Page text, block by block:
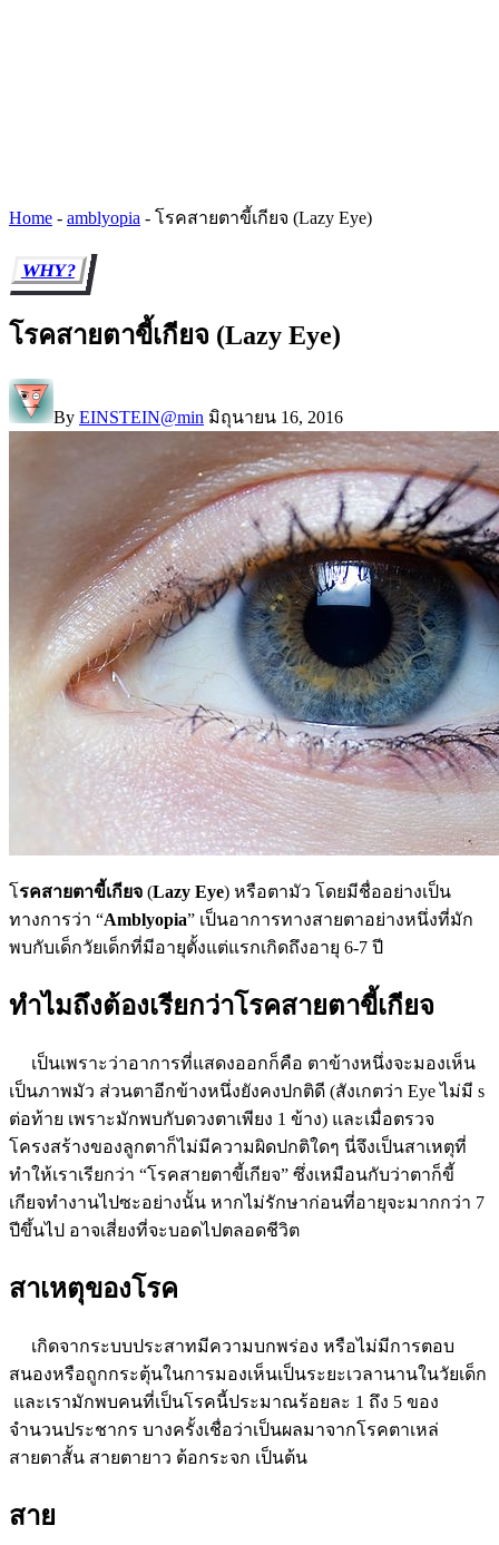
Home - amblyopia - โรคสายตาขี้เกียจ (Lazy Eye)
WHY?
โรคสายตาขี้เกียจ (Lazy Eye)
By EINSTEIN@min มิถุนายน 16, 2016
โรคสายตาขี้เกียจ (Lazy Eye) หรือตามัว โดยมีชื่ออย่างเป็น
ทางการว่า “Amblyopia” เป็นอาการทางสายตาอย่างหนึ่งที่มัก
พบกับเด็กวัยเด็กที่มีอายุตั้งแต่แรกเกิดถึงอายุ 6-7 ปี
ทำไมถึงต้องเรียกว่าโรคสายตาขี้เกียจ
เป็นเพราะว่าอาการที่แสดงออกก็คือ ตาข้างหนึ่งจะมองเห็น
เป็นภาพมัว ส่วนตาอีกข้างหนึ่งยังคงปกติดี (สังเกตว่า Eye ไม่มี s
ต่อท้าย เพราะมักพบกับดวงตาเพียง 1 ข้าง) และเมื่อตรวจ
โครงสร้างของลูกตาก็ไม่มีความผิดปกติใดๆ นี่จึงเป็นสาเหตุที่
ทำให้เราเรียกว่า “โรคสายตาขี้เกียจ” ซึ่งเหมือนกับว่าตาก็ขี้
เกียจทำงานไปซะอย่างนั้น หากไม่รักษาก่อนที่อายุจะมากกว่า 7
ปีขึ้นไป อาจเสี่ยงที่จะบอดไปตลอดชีวิต
สาเหตุของโรค
เกิดจากระบบประสาทมีความบกพร่อง หรือไม่มีการตอบ
สนองหรือถูกกระตุ้นในการมองเห็นเป็นระยะเวลานานในวัยเด็ก
และเรามักพบคนที่เป็นโรคนี้ประมาณร้อยละ 1 ถึง 5 ของ
จำนวนประชากร บางครั้งเชื่อว่าเป็นผลมาจากโรคตาเหล่
สายตาสั้น สายตายาว ต้อกระจก เป็นต้น
สาย